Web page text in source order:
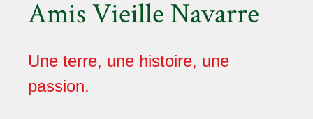
Amis Vieille Navarre
Une terre, une histoire, une
passion.